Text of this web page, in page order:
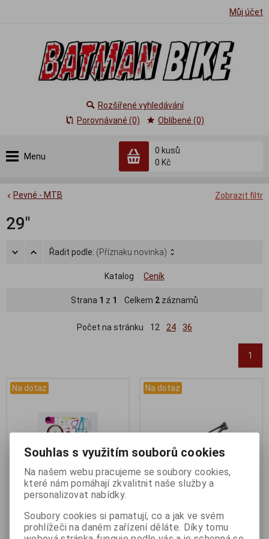
Můj účet
Menu
0 kusů
0 Kč
Rozšířené vyhledávání
Porovnávané (0)
Oblíbené (0)
Zobrazit filtr
Pevné - MTB
29"
Řadit podle: (Příznaku novinka)
Katalog Ceník
Strana 1 z 1 Celkem 2 záznamů
Počet na stránku 12 24 36
1
Na dotaz
Dotaz na zboží
Katalogové číslo:DOTAZ
Záruka (měsíců):24
Na dotaz
Rám BIG.NINE TFS III; MAT
aluminum; 29 WHS; 135x9
AST; BSA BBR
Souhlas s využitím souborů cookies
Na našem webu pracujeme se soubory cookies,
které nám pomáhají zkvalitnit naše služby a
personalizovat nabídky.
Soubory cookies si pamatují, co a jak ve svém
prohlížeči na daném zařízení děláte. Díky tomu